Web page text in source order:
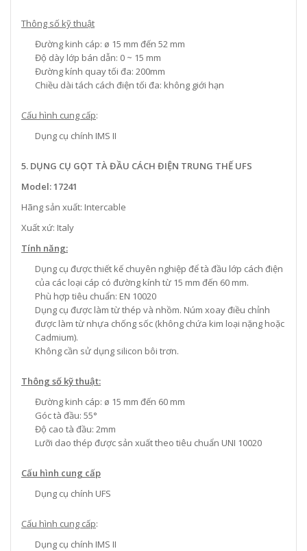
Thông số kỹ thuật
Đường kinh cáp: ø 15 mm đến 52 mm
Độ dày lớp bán dẫn: 0 ~ 15 mm
Đường kính quay tối đa: 200mm
Chiều dài tách cách điện tối đa: không giới hạn
Cấu hình cung cấp:
Dụng cụ chính IMS II
5. DỤNG CỤ GỌT TÀ ĐẦU CÁCH ĐIỆN TRUNG THẾ UFS
Model: 17241
Hãng sản xuất: Intercable
Xuất xứ: Italy
Tính năng:
Dụng cụ được thiết kế chuyên nghiệp để tà đầu lớp cách điện
của các loại cáp có đường kính từ 15 mm đến 60 mm.
Phù hợp tiêu chuẩn: EN 10020
Dụng cụ được làm từ thép và nhồm. Núm xoay điều chỉnh
được làm từ nhựa chống sốc (không chứa kim loại nặng hoặc
Cadmium).
Không cần sử dụng silicon bôi trơn.
Thông số kỹ thuật:
Đường kinh cáp: ø 15 mm đến 60 mm
Góc tà đầu: 55°
Độ cao tà đầu: 2mm
Lưỡi dao thép được sản xuất theo tiêu chuẩn UNI 10020
Cấu hình cung cấp
Dụng cụ chính UFS
Cấu hình cung cấp:
Dụng cụ chính IMS II